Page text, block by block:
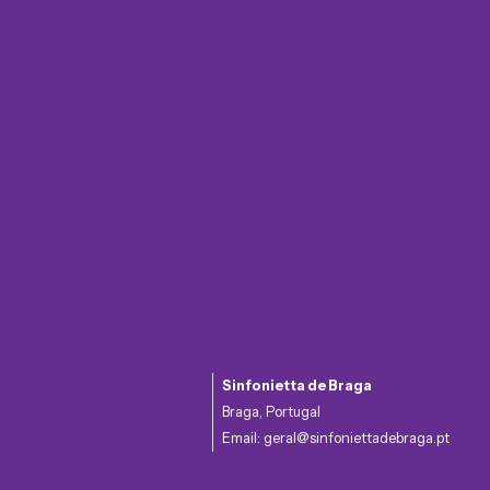
Sinfonietta de Braga
Braga, Portugal
Email: geral@sinfoniettadebraga.pt